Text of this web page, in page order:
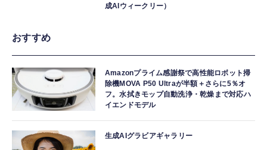
成AIウィークリー）
おすすめ
Amazonプライム感謝祭で高性能ロボット掃
除機MOVA P50 Ultraが半額＋さらに5％オ
フ。水拭きモップ自動洗浄・乾燥まで対応ハ
イエンドモデル
生成AIグラビアギャラリー